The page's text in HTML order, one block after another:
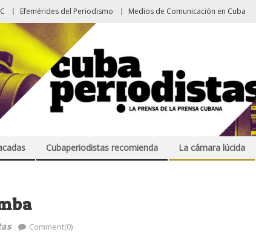
Efemérides del Periodismo Medios de Comunicación en Cuba
Cubaperiodistas recomienda La cámara lúcida
Comment(0)